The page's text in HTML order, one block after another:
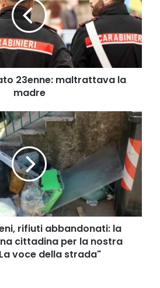
23enne: maltrattava la
madre
rifiuti abbandonati: la
cittadina per la nostra
voce della strada"